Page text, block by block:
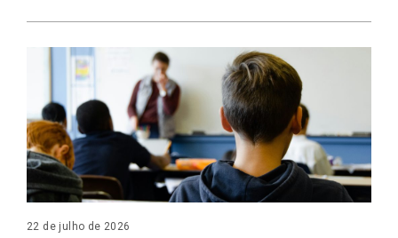
22 de julho de 2026